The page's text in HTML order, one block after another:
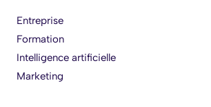
Entreprise
Formation
Intelligence artificielle
Marketing